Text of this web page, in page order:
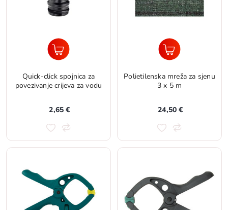
Quick-click spojnica za
povezivanje crijeva za vodu
2,65 €
Polietilenska mreža za sjenu
3 x 5 m
24,50 €